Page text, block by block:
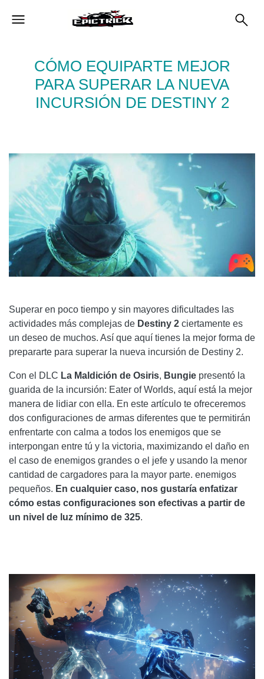
CÓMO EQUIPARTE MEJOR
PARA SUPERAR LA NUEVA
INCURSIÓN DE DESTINY 2
Superar en poco tiempo y sin mayores dificultades las
actividades más complejas de Destiny 2 ciertamente es
un deseo de muchos. Así que aquí tienes la mejor forma de
prepararte para superar la nueva incursión de Destiny 2.
Con el DLC La Maldición de Osiris, Bungie presentó la
guarida de la incursión: Eater of Worlds, aquí está la mejor
manera de lidiar con ella. En este artículo te ofreceremos
dos configuraciones de armas diferentes que te permitirán
enfrentarte con calma a todos los enemigos que se
interpongan entre tú y la victoria, maximizando el daño en
el caso de enemigos grandes o el jefe y usando la menor
cantidad de cargadores para la mayor parte. enemigos
pequeños. En cualquier caso, nos gustaría enfatizar
cómo estas configuraciones son efectivas a partir de
un nivel de luz mínimo de 325.